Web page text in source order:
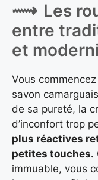
Les
entre
et
Vous
savon
de sa pureté, la
d’inconfort trop
plus réactives
petites touches.
immuable, vous